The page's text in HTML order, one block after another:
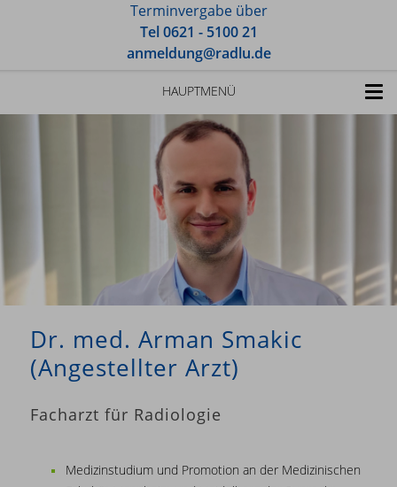
Terminvergabe über
Tel 0621 - 5100 21
anmeldung@radlu.de
HAUPTMENÜ
Dr. med. Arman Smakic
(Angestellter Arzt)
Facharzt für Radiologie
Medizinstudium und Promotion an der Medizinischen